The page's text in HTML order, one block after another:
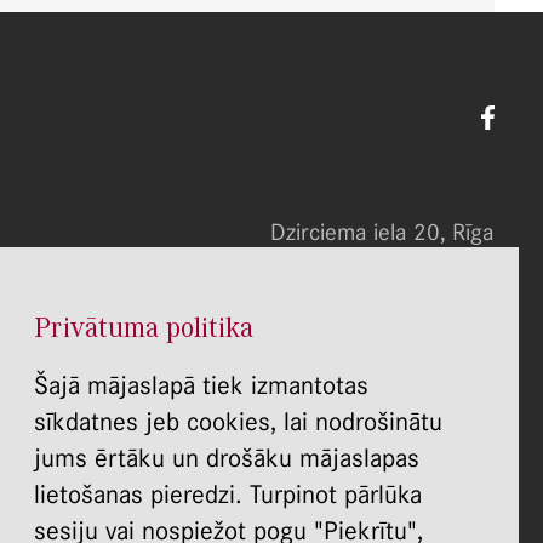
Dzirciema iela 20, Rīga
REKVIZĪTI:
Stradiņa universitātes Stomatoloģijas institūts
Dzirciema ielā 20, Rīgā, LV 1007
Reģistrācijas Nr.: 40003579713
Privātuma politika
Šajā mājaslapā tiek izmantotas
sīkdatnes jeb cookies, lai nodrošinātu
jums ērtāku un drošāku mājaslapas
lietošanas pieredzi. Turpinot pārlūka
sesiju vai nospiežot pogu "Piekrītu",